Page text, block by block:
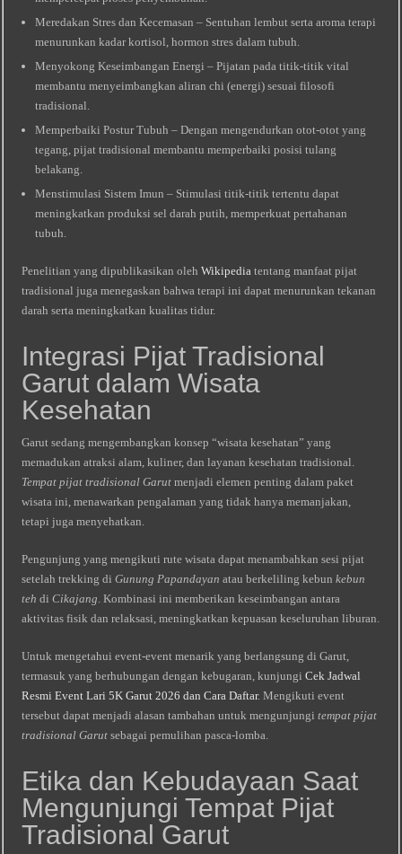
Meredakan Stres dan Kecemasan – Sentuhan lembut serta aroma terapi
menurunkan kadar kortisol, hormon stres dalam tubuh.
Menyokong Keseimbangan Energi – Pijatan pada titik-titik vital
membantu menyeimbangkan aliran chi (energi) sesuai filosofi
tradisional.
Memperbaiki Postur Tubuh – Dengan mengendurkan otot-otot yang
tegang, pijat tradisional membantu memperbaiki posisi tulang
belakang.
Menstimulasi Sistem Imun – Stimulasi titik-titik tertentu dapat
meningkatkan produksi sel darah putih, memperkuat pertahanan
tubuh.
Penelitian yang dipublikasikan olehWikipedia tentang manfaat pijat
tradisional juga menegaskan bahwa terapi ini dapat menurunkan tekanan
darah serta meningkatkan kualitas tidur.
Integrasi Pijat Tradisional
Garut dalam Wisata
Kesehatan
Garut sedang mengembangkan konsep “wisata kesehatan” yang
memadukan atraksi alam, kuliner, dan layanan kesehatan tradisional.
Tempat pijat tradisional Garut menjadi elemen penting dalam paket
wisata ini, menawarkan pengalaman yang tidak hanya memanjakan,
tetapi juga menyehatkan.
Pengunjung yang mengikuti rute wisata dapat menambahkan sesi pijat
setelah trekking diGunung Papandayan atau berkeliling kebunkebun
teh diCikajang. Kombinasi ini memberikan keseimbangan antara
aktivitas fisik dan relaksasi, meningkatkan kepuasan keseluruhan liburan.
Untuk mengetahui event-event menarik yang berlangsung di Garut,
termasuk yang berhubungan dengan kebugaran, kunjungiCek Jadwal
Resmi Event Lari 5K Garut 2026 dan Cara Daftar. Mengikuti event
tersebut dapat menjadi alasan tambahan untuk mengunjungitempat pijat
tradisional Garut sebagai pemulihan pasca‑lomba.
Etika dan Kebudayaan Saat
Mengunjungi Tempat Pijat
Tradisional Garut